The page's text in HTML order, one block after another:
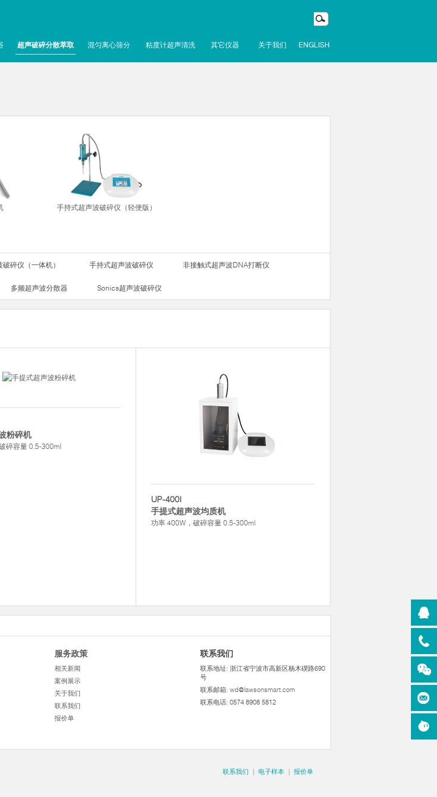
超声破碎分散萃取 混匀离心筛分 粘度计超声清洗 其它仪器 关于我们 ENGLISH
手持式超声波破碎仪（轻便版）
破碎仪（一体机） 手持式超声波破碎仪 非接触式超声波DNA打断仪
多频超声波分散器 Sonics超声波破碎仪
粉碎机
碎容量 0.5-300ml
UP-400I
手提式超声波均质机
功率 400W，破碎容量 0.5-300ml
服务政策
相关新闻
案例展示
关于我们
联系我们
报价单
联系我们
联系地址: 浙江省宁波市高新区杨木碶路690
号
联系邮箱: wd@lawsonsmart.com
联系电话: 0574 8908 5812
联系我们 | 电子样本 | 报价单